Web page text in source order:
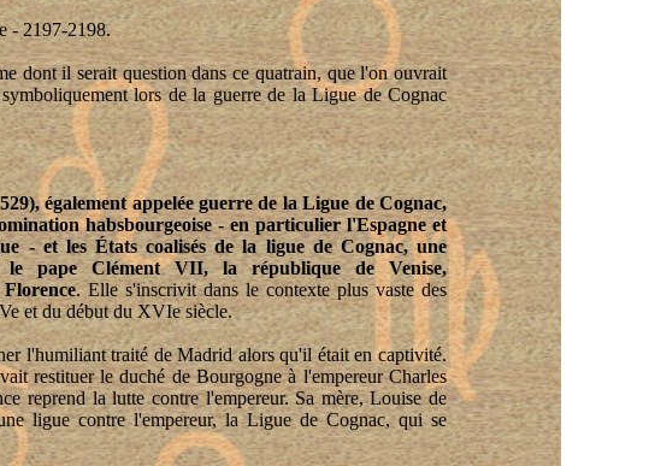
- 2197-2198.
dont il serait question dans ce quatrain, que l'on ouvrait
lors de la guerre de la Ligue de Cognac
également appelée guerre de la Ligue de Cognac,
habsbourgeoise - en particulier l'Espagne et
- et les États coalisés de la ligue de Cognac, une
le pape Clément VII, la république de Venise,
. Elle s'inscrivit dans le contexte plus vaste des
et du début du XVIe siècle.
l'humiliant traité de Madrid alors qu'il était en captivité.
restituer le duché de Bourgogne à l'empereur Charles
reprend la lutte contre l'empereur. Sa mère, Louise de
ligue contre l'empereur, la Ligue de Cognac, qui se